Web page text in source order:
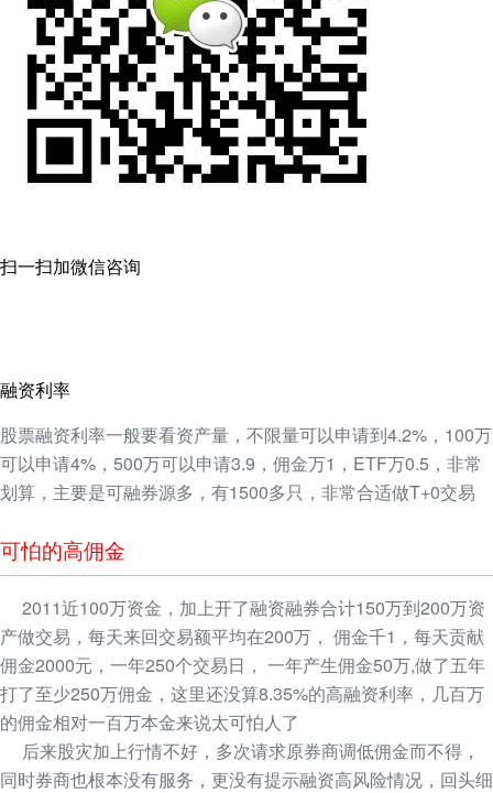
扫一扫加微信咨询
融资利率
股票融资利率一般要看资产量，不限量可以申请到4.2%，100万
可以申请4%，500万可以申请3.9，佣金万1，ETF万0.5，非常
划算，主要是可融券源多，有1500多只，非常合适做T+0交易
可怕的高佣金
2011近100万资金，加上开了融资融券合计150万到200万资
产做交易，每天来回交易额平均在200万， 佣金千1，每天贡献
佣金2000元，一年250个交易日， 一年产生佣金50万,做了五年
打了至少250万佣金，这里还没算8.35%的高融资利率，几百万
的佣金相对一百万本金来说太可怕人了
后来股灾加上行情不好，多次请求原券商调低佣金而不得，
同时券商也根本没有服务，更没有提示融资高风险情况，回头细